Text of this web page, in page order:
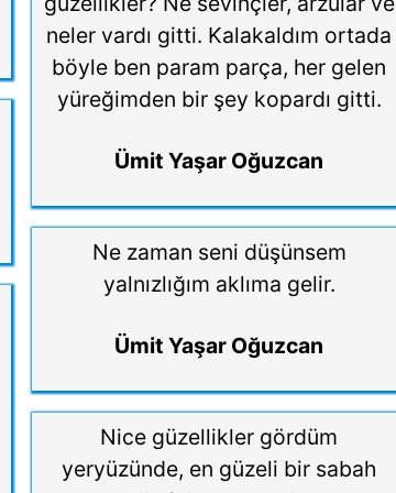
neler vardı gitti. Kalakaldım ortada
böyle ben param parça, her gelen
yüreğimden bir şey kopardı gitti.
Ümit Yaşar Oğuzcan
Ne zaman seni düşünsem
yalnızlığım aklıma gelir.
Ümit Yaşar Oğuzcan
Nice güzellikler gördüm
yeryüzünde, en güzeli bir sabah